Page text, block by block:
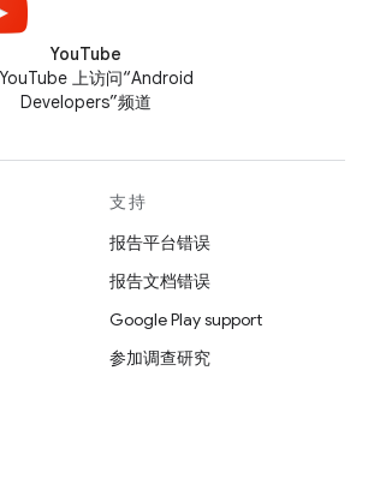
YouTube
上访问“Android
Developers”频道
支持
报告平台错误
报告文档错误
Google Play support
参加调查研究